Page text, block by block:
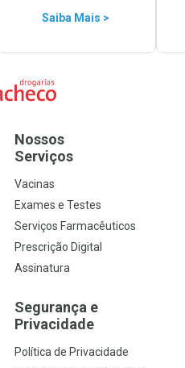
Saiba Mais >
Nossos
Serviços
Vacinas
Exames e Testes
Serviços Farmacêuticos
Prescrição Digital
Assinatura
Segurança e
Privacidade
Política de Privacidade